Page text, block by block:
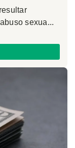
sexua...